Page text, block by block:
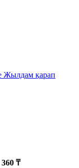
Жылдам қарап
360 ₸